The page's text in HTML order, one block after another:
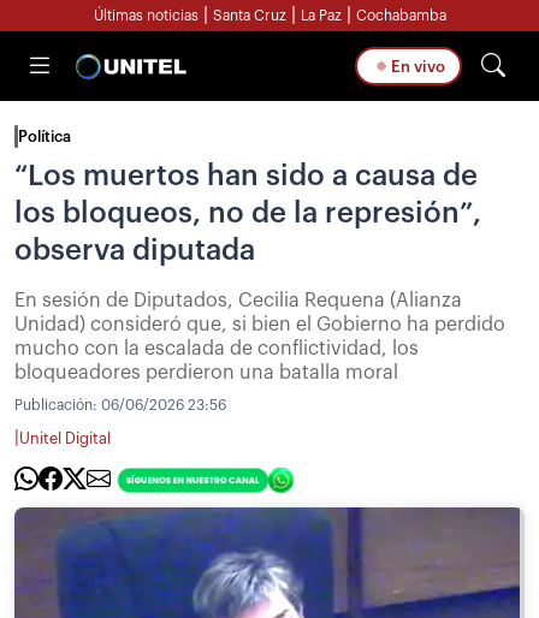
Últimas noticias Santa Cruz La Paz Cochabamba
En vivo
Política
“Los muertos han sido a causa de
los bloqueos, no de la represión”,
observa diputada
En sesión de Diputados, Cecilia Requena (Alianza
Unidad) consideró que, si bien el Gobierno ha perdido
mucho con la escalada de conflictividad, los
bloqueadores perdieron una batalla moral
Publicación: 06/06/2026 23:56
Unitel Digital